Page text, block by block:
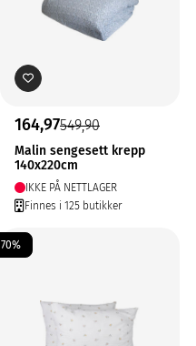
164,97549,90
Malin sengesett krepp
140x220cm
IKKE PÅ NETTLAGER
Finnes i 125 butikker
70%